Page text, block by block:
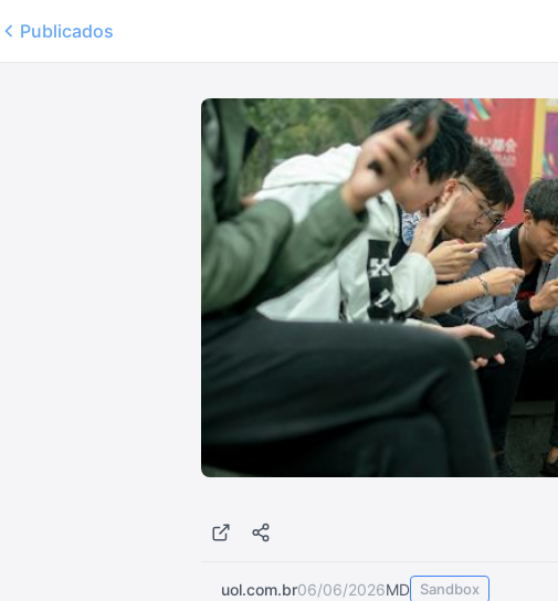
Publicados
uol.com.br06/06/2026MD Sandbox